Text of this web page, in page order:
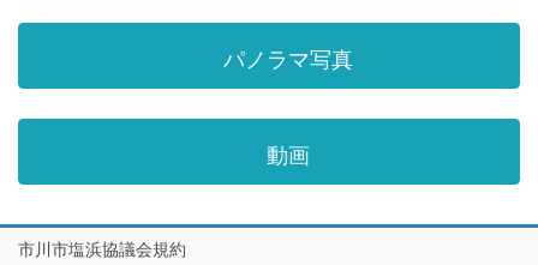
パノラマ写真
動画
市川市塩浜協議会規約